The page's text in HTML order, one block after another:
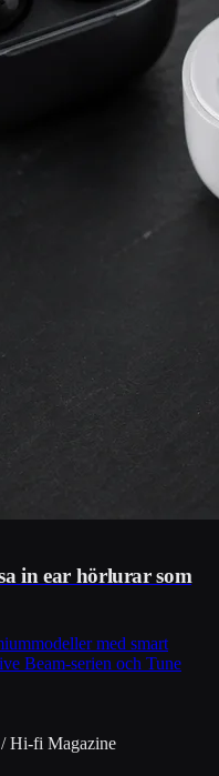
in ear hörlurar som
med smart
Beam-serien och Tune
Hi-fi Magazine